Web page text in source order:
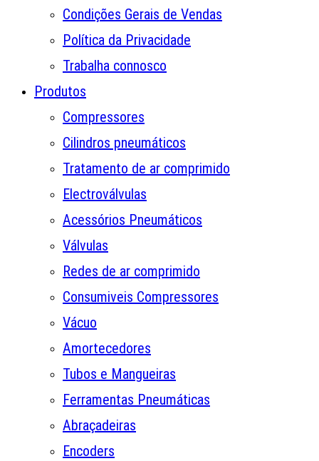
Condições Gerais de Vendas
Política da Privacidade
Trabalha connosco
Produtos
Compressores
Cilindros pneumáticos
Tratamento de ar comprimido
Electroválvulas
Acessórios Pneumáticos
Válvulas
Redes de ar comprimido
Consumiveis Compressores
Vácuo
Amortecedores
Tubos e Mangueiras
Ferramentas Pneumáticas
Abraçadeiras
Encoders